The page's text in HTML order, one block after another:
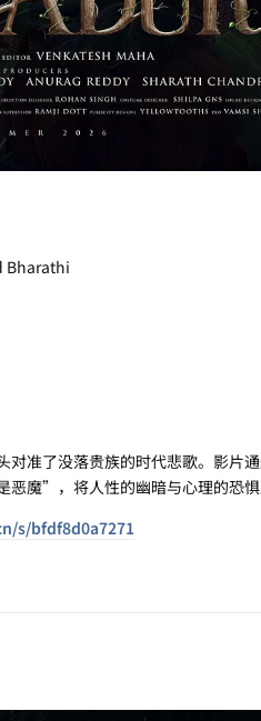
Bharathi
准了没落贵族的时代悲歌。影片
魔”，将人性的幽暗与心理的恐惧
s/bfdf8d0a7271